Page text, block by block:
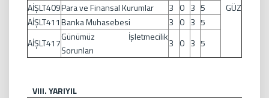
GÜZ
AİŞLT409Para ve Finansal Kurumlar 3 0 3 5
AİŞLT411Banka Muhasebesi 3 0 3 5
AİŞLT417
Günümüz İşletmecilik
Sorunları
3 0 3 5
VIII. YARIYIL